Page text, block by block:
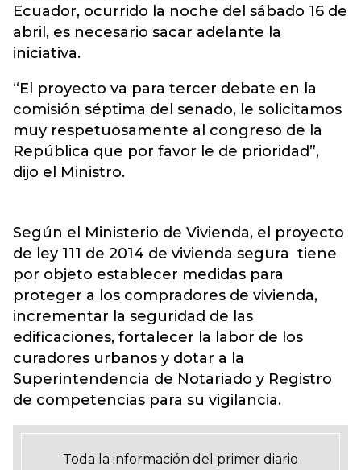
Ecuador, ocurrido la noche del sábado 16 de
abril, es necesario sacar adelante la
iniciativa.
“El proyecto va para tercer debate en la
comisión séptima del senado, le solicitamos
muy respetuosamente al congreso de la
República que por favor le de prioridad”,
dijo el Ministro.
Según el Ministerio de Vivienda, el proyecto
de ley 111 de 2014 de vivienda segura tiene
por objeto establecer medidas para
proteger a los compradores de vivienda,
incrementar la seguridad de las
edificaciones, fortalecer la labor de los
curadores urbanos y dotar a la
Superintendencia de Notariado y Registro
de competencias para su vigilancia.
Toda la información del primer diario